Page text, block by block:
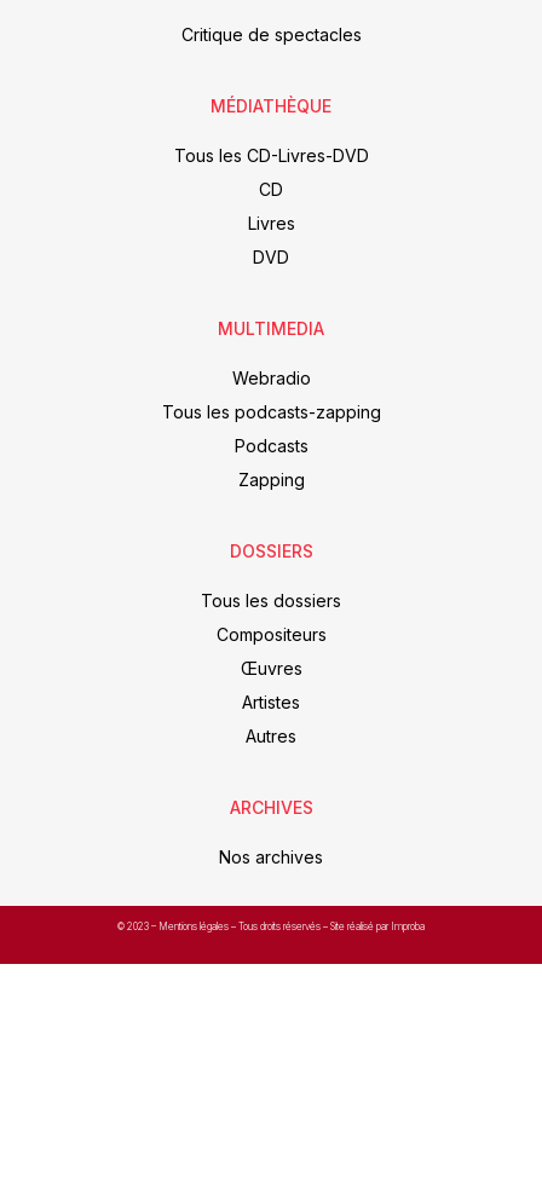
Critique de spectacles
MÉDIATHÈQUE
Tous les CD-Livres-DVD
CD
Livres
DVD
MULTIMEDIA
Webradio
Tous les podcasts-zapping
Podcasts
Zapping
DOSSIERS
Tous les dossiers
Compositeurs
Œuvres
Artistes
Autres
ARCHIVES
Nos archives
© 2023 – Mentions légales – Tous droits réservés – Site réalisé par Improba